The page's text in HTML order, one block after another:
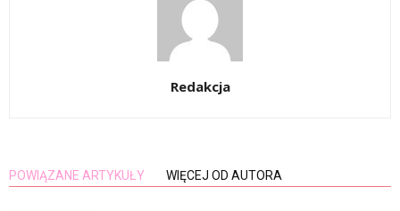
Redakcja
POWIĄZANE ARTYKUŁY WIĘCEJ OD AUTORA